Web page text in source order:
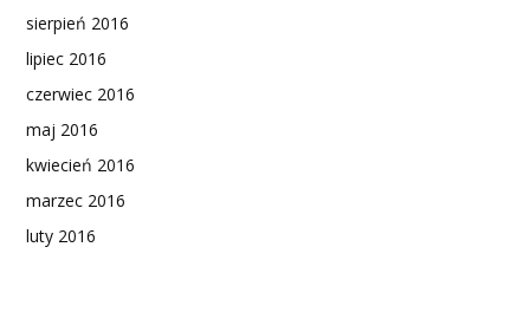
sierpień 2016
lipiec 2016
czerwiec 2016
maj 2016
kwiecień 2016
marzec 2016
luty 2016